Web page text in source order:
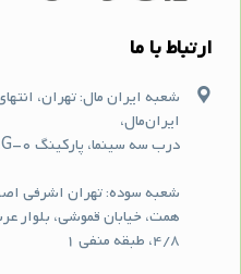
ارتباط با ما
شعبه ایران مال: تهران،
ایران‌مال،
درب سه سینما، پارکینگ G-0، خشکشویی دیجی‌واش
شعبه سوده: تهران اشرفی
همت، خیابان قموشی، بلوار
۴/۸، طبقه منفی ۱